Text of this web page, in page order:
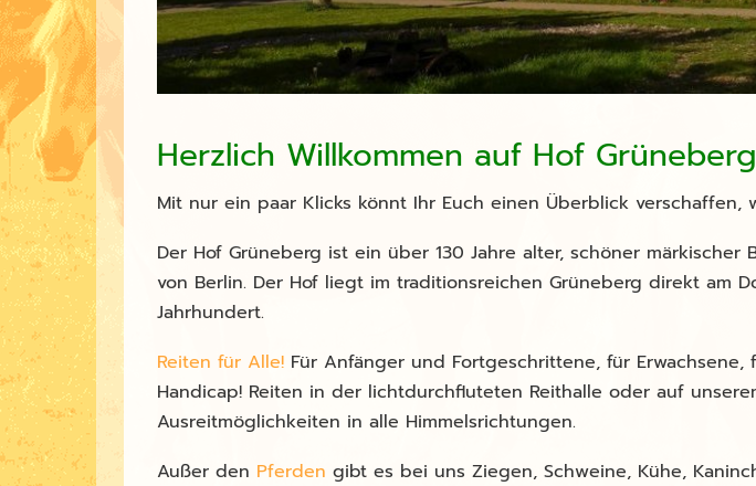
Herzlich Willkommen auf Hof
Mit nur ein paar Klicks könnt Ihr Euch einen Überblick verschaffen,
Der Hof Grüneberg ist ein über 130 Jahre alter, schöner
von Berlin. Der Hof liegt im traditionsreichen Grüneberg direkt am
Jahrhundert.
Reiten für Alle! Für Anfänger und Fortgeschrittene, für
Handicap! Reiten in der lichtdurchfluteten Reithalle oder auf
Ausreitmöglichkeiten in alle Himmelsrichtungen.
Außer den Pferden gibt es bei uns Ziegen, Schweine, Kühe,